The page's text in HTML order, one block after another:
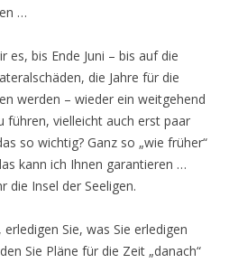
…
es, bis Ende Juni – bis auf die
die Jahre für die
werden – wieder ein weitgehend
führen, vielleicht auch erst paar
so wichtig? Ganz so „wie früher“
kann ich Ihnen garantieren …
die Insel der Seeligen.
erledigen Sie, was Sie erledigen
Sie Pläne für die Zeit „danach“